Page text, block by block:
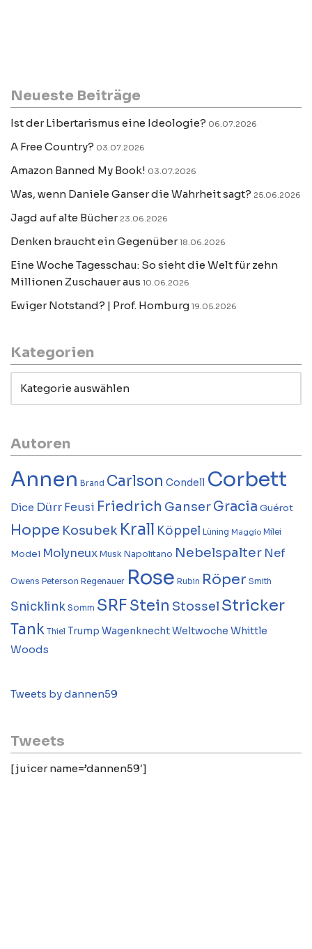
Neueste Beiträge
Ist der Libertarismus eine Ideologie? 06.07.2026
A Free Country? 03.07.2026
Amazon Banned My Book! 03.07.2026
Was, wenn Daniele Ganser die Wahrheit sagt? 25.06.2026
Jagd auf alte Bücher 23.06.2026
Denken braucht ein Gegenüber 18.06.2026
Eine Woche Tagesschau: So sieht die Welt für zehn
Millionen Zuschauer aus 10.06.2026
Ewiger Notstand? | Prof. Homburg 19.05.2026
Kategorien
Autoren
Annen Brand Carlson Condell Corbett
Dice Dürr Feusi Friedrich GanserGracia Guérot
Hoppe Kosubek Krall Köppel Lüning Maggio Milei
Model MolyneuxMuskNapolitano Nebelspalter Nef
Owens Peterson Regenauer Rose Rubin Röper Smith
Snicklink Somm SRFStein Stossel Stricker
Tank Thiel Trump WagenknechtWeltwoche Whittle
Woods
Tweets by dannen59
Tweets
[juicer name=’dannen59′]